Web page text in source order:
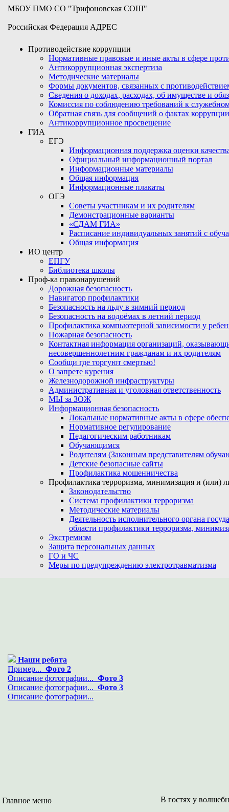
МБОУ ПМО СО "Трифоновская СОШ"
Российская Федерация АДРЕС
Противодействие коррупции
Нормативные правовые и иные акты в сфере
Антикоррупционная экспертиза
Методические материалы
Формы документов, связанных с
Сведения о доходах, расходах, об имуществе и
Комиссия по соблюдению требований к
Обратная связь для сообщений о фактах коррупции
Антикоррупционное просвещение
ГИА
ЕГЭ
Информационная поддержка оценки
Официальный информационный портал
Информационные материалы
Общая информация
Информационные плакаты
ОГЭ
Советы участникам и их родителям
Демонстрационные варианты
«СДАМ ГИА»
Расписание индивидуальных занятий с
Общая информация
ИО центр
ЕПГУ
Библиотека школы
Проф-ка правонарушений
Дорожная безопасность
Навигатор профилактики
Безопасность на льду в зимний период
Безопасность на водоёмах в летний период
Профилактика компьютерной зависимости у
Пожарная безопасность
Контактная информация организаций,
несовершеннолетним гражданам и их родителям
Сообщи где торгуют смертью!
О запрете курения
Железнодорожной инфраструктуры
Административная и уголовная ответственность
МЫ за ЗОЖ
Информационная безопасность
Локальные нормативные акты в сфере
Нормативное регулирование
Педагогическим работникам
Обучающимся
Родителям (Законным представителям
Детские безопасные сайты
Профилактика мошенничества
Профилактика терроризма, минимизация и (или)
Законодательство
Система профилактики терроризма
Методические материалы
Деятельность исполнительного органа
области профилактики терроризма,
Экстремизм
Защита персональных данных
ГО и ЧС
Меры по предупреждению электротравматизма
Наши ребята
Пример... Фото 2
Описание фотографии... Фото 3
Описание фотографии... Фото 3
Описание фотографии...
Главное меню
В гостях у